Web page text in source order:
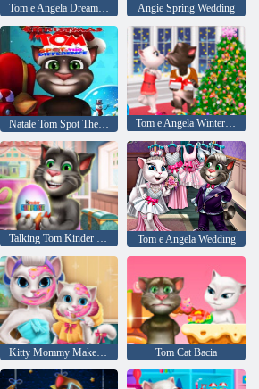
Tom e Angela Dream Wedding Angie Spring Wedding
Natale Tom Spot The Difference
Tom e Angela Wedding
Kitty Mommy Makeover reale Tom Cat Bacia